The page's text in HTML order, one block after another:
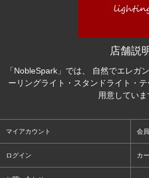
店舗説
「NobleSpark」では、 自然でエレガ
ーリングライト・スタンドライト・
用意していま
マイアカウント 会
ログイン カ